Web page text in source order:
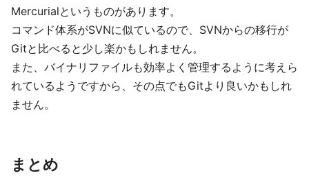
Mercurialというものがあります。
コマンド体系がSVNに似ているので、SVNからの移行が
Gitと比べると少し楽かもしれません。
また、バイナリファイルも効率よく管理するように考えら
れているようですから、その点でもGitより良いかもしれ
ません。
まとめ